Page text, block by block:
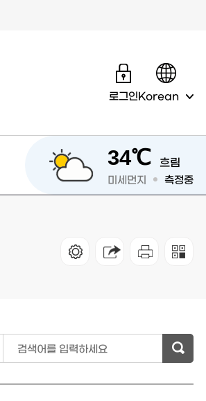
로그인Korean
34℃ 흐림
미세먼지 측정중
검색어를 입력하세요